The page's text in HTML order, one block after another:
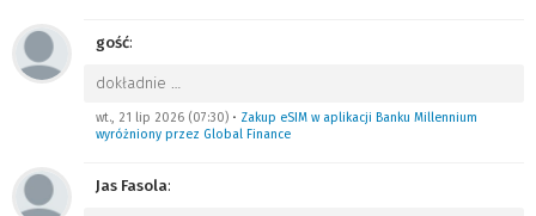
gość:
dokładnie …
wt., 21 lip 2026 (07:30) • Zakup eSIM w aplikacji Banku Millennium
wyróżniony przez Global Finance
Jas Fasola: